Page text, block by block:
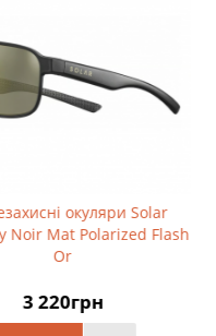
Solar
Flash
Frogskins